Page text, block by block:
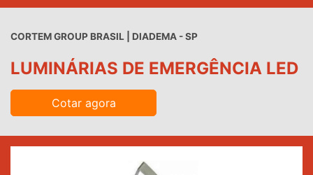
CORTEM GROUP BRASIL | DIADEMA - SP
LUMINÁRIAS DE EMERGÊNCIA LED
Cotar agora